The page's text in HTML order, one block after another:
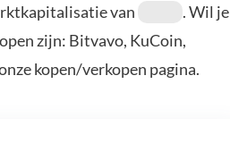
van
. Wil je
zijn: Bitvavo, KuCoin,
kopen/verkopen pagina.